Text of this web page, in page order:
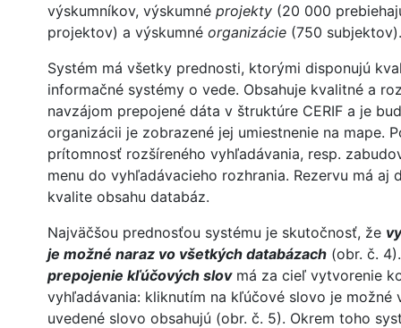
výskumníkov, výskumné projekty (20 000
projektov) a výskumné organizácie (750 subjektov).
Systém má všetky prednosti, ktorými disponujú
informačné systémy o vede. Obsahuje kvalitné a
navzájom prepojené dáta v štruktúre CERIF a je
organizácii je zobrazené jej umiestnenie na mape.
prítomnosť rozšíreného vyhľadávania, resp.
menu do vyhľadávacieho rozhrania. Rezervu má
kvalite obsahu databáz.
Najväčšou prednosťou systému je skutočnosť, že
je možné naraz vo všetkých databázach (obr. č.
prepojenie kľúčových slovmá za cieľ vytvorenie
vyhľadávania: kliknutím na kľúčové slovo je možné
uvedené slovo obsahujú (obr. č. 5). Okrem toho